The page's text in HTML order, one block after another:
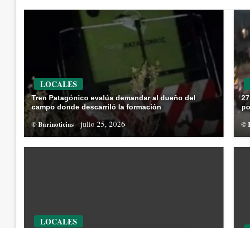
LOCALES
Tren Patagónico evalúa demandar al dueño del
campo donde descarriló la formación
© Barinoticias julio 25, 2026 ©
LOCALES